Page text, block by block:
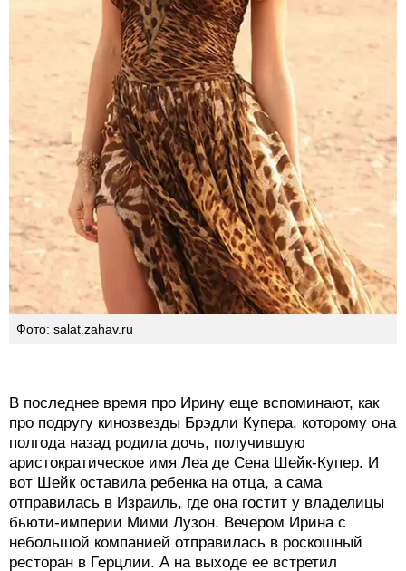
Фото: salat.zahav.ru
В последнее время про Ирину еще вспоминают, как
про подругу кинозвезды Брэдли Купера, которому она
полгода назад родила дочь, получившую
аристократическое имя Леа де Сена Шейк-Купер. И
вот Шейк оставила ребенка на отца, а сама
отправилась в Израиль, где она гостит у владелицы
бьюти-империи Мими Лузон. Вечером Ирина с
небольшой компанией отправилась в роскошный
ресторан в Герцлии. А на выходе ее встретил